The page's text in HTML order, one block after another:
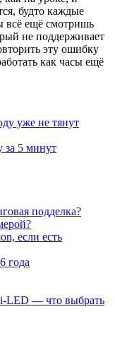
будто каждые
всё ещё смотришь
не поддерживает
эту ошибку
как часы ещё
уже не тянут
за 5 минут
подделка?
если есть
года
LED — что выбрать